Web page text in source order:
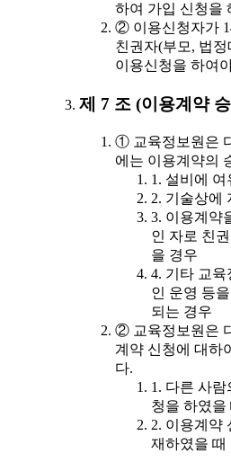
하여 가입 신청을
② 이용신청자가
친권자(부모, 법
이용신청을 하여
제 7 조 (이용계약
① 교육정보원은
에는 이용계약의
1. 설비에
2. 기술상에
3. 이용계약
인 자로 친
을 경우
4. 기타 교
인 운영 등
되는 경우
② 교육정보원은
계약 신청에 대하
다.
1. 다른 사
청을 하였을
2. 이용계약
재하였을 때